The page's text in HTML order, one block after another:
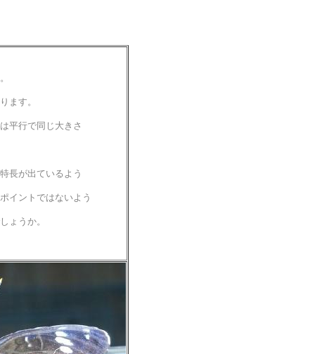
ます。
平行で同じ大きさ
長が出ているよう
イントではないよう
ょうか。